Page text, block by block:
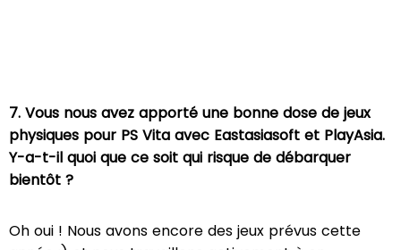
7. Vous nous avez apporté une bonne dose de jeux
physiques pour PS Vita avec Eastasiasoft et PlayAsia.
Y-a-t-il quoi que ce soit qui risque de débarquer
bientôt ?
Oh oui ! Nous avons encore des jeux prévus cette